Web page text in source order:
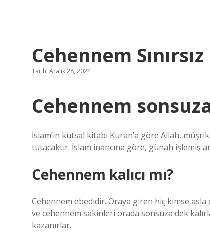
Cehennem Sınırsız
Tarih: Aralık 28, 2024
Cehennem
İslam’ın kutsal kitabı Kuran’a göre Allah,
tutacaktır. İslam inancına göre, günah işlemiş
Cehennem kalıcı mı?
Cehennem ebedidir. Oraya giren hiç kimse asla
ve cehennem sakinleri orada sonsuza dek
kazanırlar.